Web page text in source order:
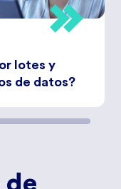
lotes y
de datos?